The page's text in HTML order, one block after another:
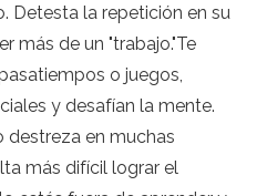
Detesta la repetición en su
más de un "trabajo."Te
o juegos,
y desafían la mente.
destreza en muchas
más difícil lograr el